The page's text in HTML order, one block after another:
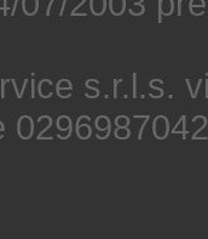
s.r.l.s.